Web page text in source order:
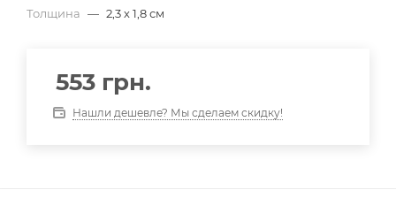
Толщина — 2,3 х 1,8 см
553 грн.
Нашли дешевле? Мы сделаем скидку!